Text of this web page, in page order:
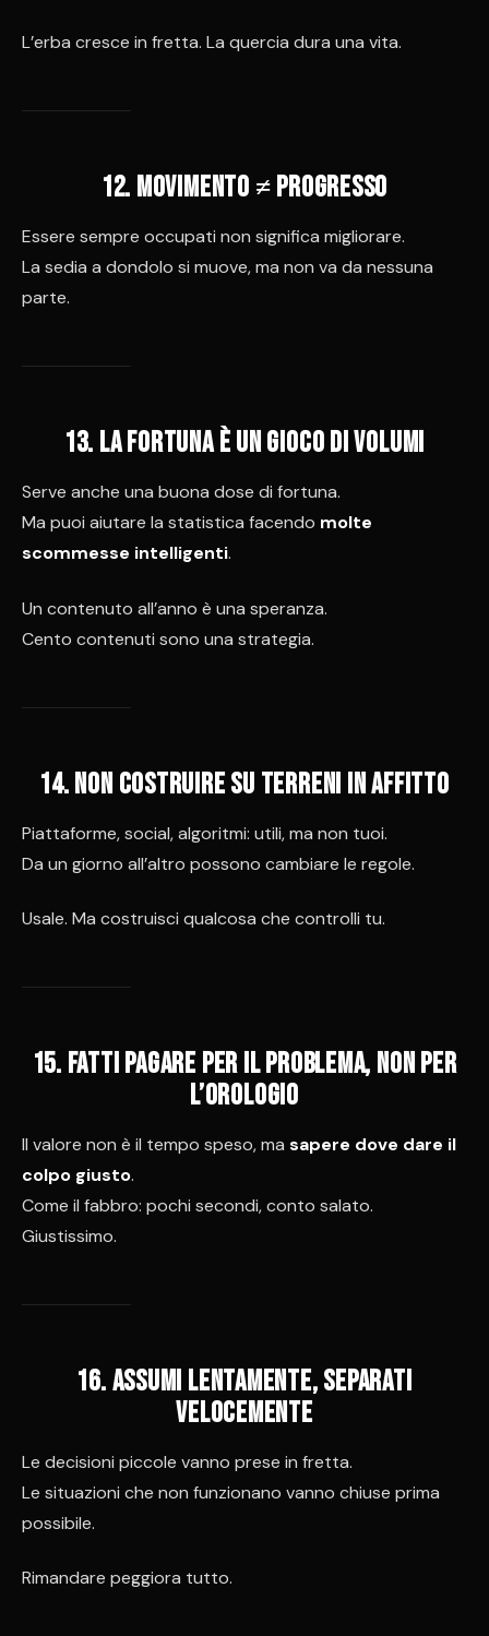
L’erba cresce in fretta. La quercia dura una vita.
12. Movimento ≠ progresso
Essere sempre occupati non significa migliorare.
La sedia a dondolo si muove, ma non va da nessuna
parte.
13. La fortuna è un gioco di volumi
Serve anche una buona dose di fortuna.
Ma puoi aiutare la statistica facendo molte
scommesse intelligenti.
Un contenuto all’anno è una speranza.
Cento contenuti sono una strategia.
14. Non costruire su terreni in affitto
Piattaforme, social, algoritmi: utili, ma non tuoi.
Da un giorno all’altro possono cambiare le regole.
Usale. Ma costruisci qualcosa che controlli tu.
15. Fatti pagare per il problema, non per
l’orologio
Il valore non è il tempo speso, ma sapere dove dare il
colpo giusto.
Come il fabbro: pochi secondi, conto salato.
Giustissimo.
16. Assumi lentamente, separati
velocemente
Le decisioni piccole vanno prese in fretta.
Le situazioni che non funzionano vanno chiuse prima
possibile.
Rimandare peggiora tutto.